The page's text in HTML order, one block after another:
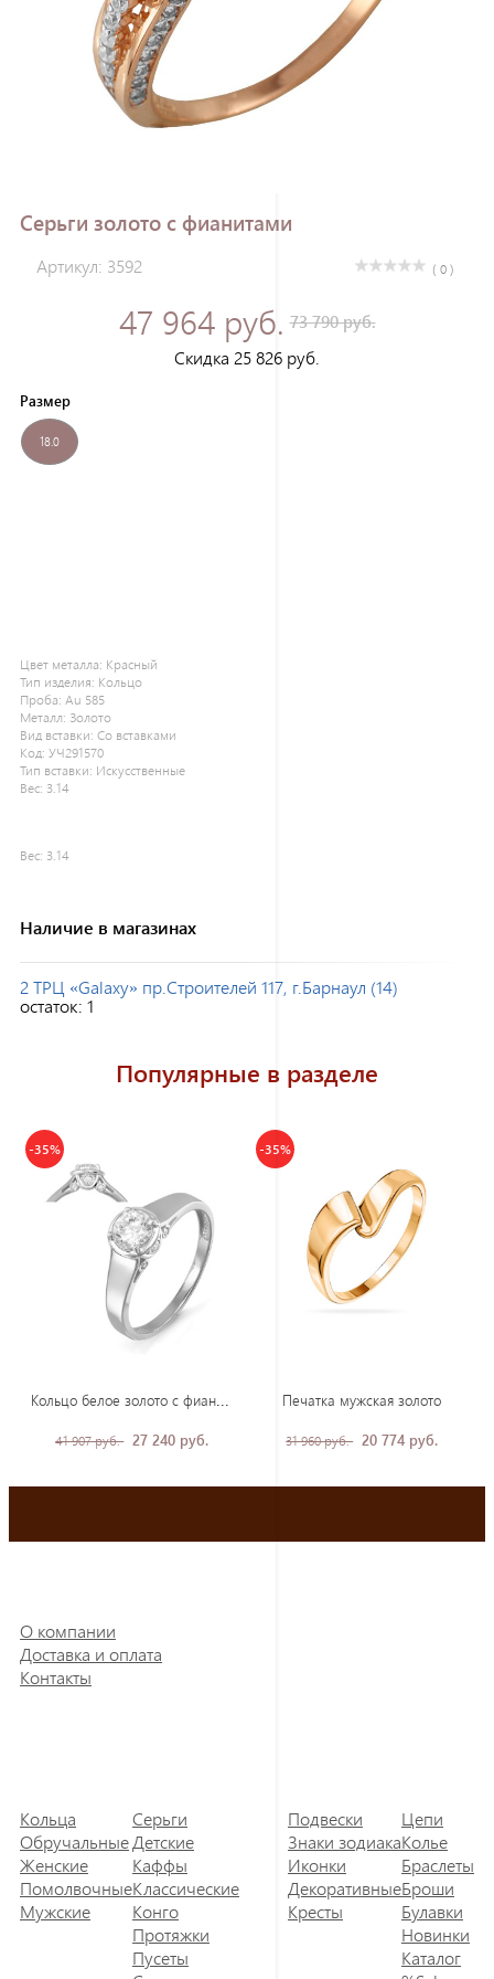
Серьги золото с фианитами
Артикул: 3592 ( 0 )
47 964 руб. 73 790 руб.
Скидка 25 826 руб.
Размер
18.0
Цвет металла: Красный
Тип изделия: Кольцо
Проба: Au 585
Металл: Золото
Вид вставки: Со вставками
Код: УЧ291570
Тип вставки: Искусственные
Вес: 3.14
Вес: 3.14
Наличие в магазинах
2 ТРЦ «Galaxy» пр.Строителей 117, г.Барнаул (14)
остаток: 1
Популярные в разделе
-35%
41 907 руб. 27 240 руб.
-35%
Печатка мужская золото
31 960 руб. 20 774 руб.
О компании
Доставка и оплата
Контакты
Кольца
Обручальные
Женские
Помолвочные
Мужские
Серьги
Детские
Каффы
Классические
Конго
Протяжки
Пусеты
Подвески
Знаки зодиака
Иконки
Декоративные
Кресты
Цепи
Колье
Браслеты
Броши
Булавки
Новинки
Каталог
Зарегистрироваться